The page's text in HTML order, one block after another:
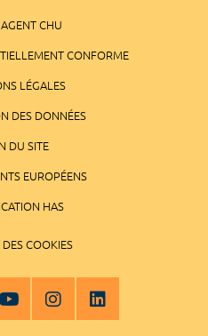
CHU
CONFORME
LÉGALES
DES DONNÉES
DU SITE
EUROPÉENS
HAS
COOKIES